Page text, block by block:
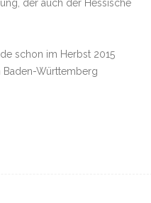
der auch der Hessische
schon im Herbst 2015
Baden-Württemberg